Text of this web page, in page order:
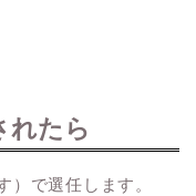
れたら
）で選任します。